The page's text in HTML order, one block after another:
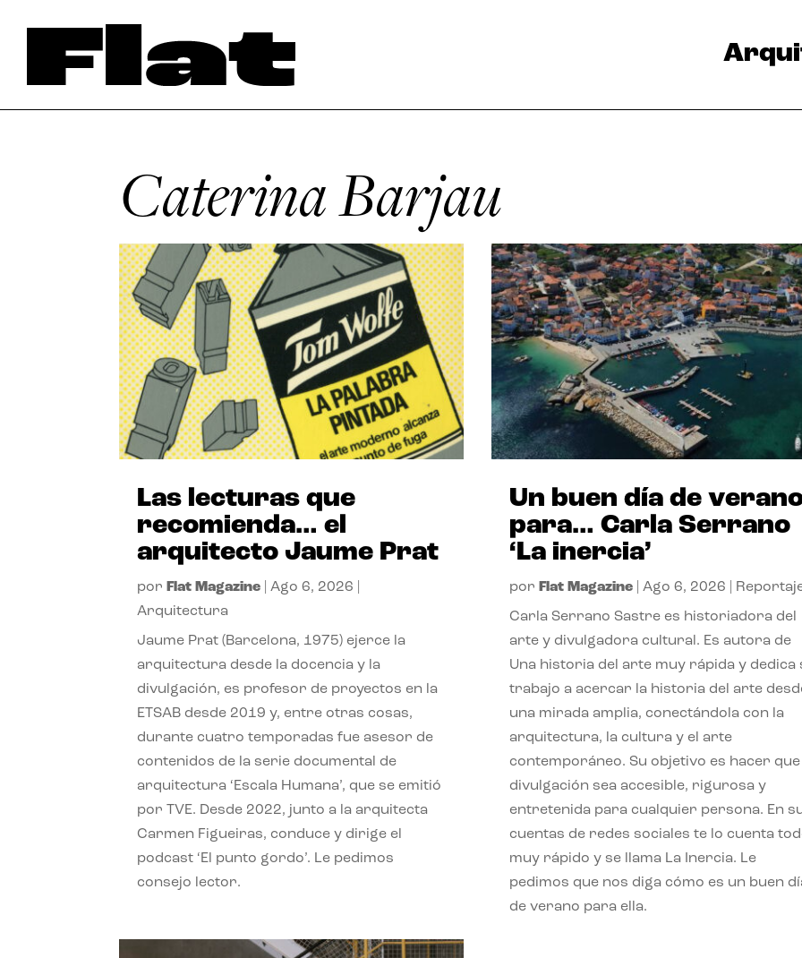
Caterina Barjau
Las lecturas que
recomienda… el
arquitecto Jaume Prat
por Flat Magazine |Ago 6, 2026
Arquitectura
Jaume Prat (Barcelona, 1975) ejerce la
arquitectura desde la docencia y la
divulgación, es profesor de proyectos en la
ETSAB desde 2019 y, entre otras cosas,
durante cuatro temporadas fue asesor de
contenidos de la serie documental de
arquitectura ‘Escala Humana’, que se emitió
por TVE. Desde 2022, junto a la arquitecta
Carmen Figueiras, conduce y dirige el
podcast ‘El punto gordo’. Le pedimos
consejo lector.
Un buen día de
para… Carla Serrano
‘La inercia’
por Flat Magazine| Ago 6, 2026
Carla Serrano Sastre es historiadora del
arte y divulgadora cultural. Es autora de
Una historia del arte muy rápida y dedica
trabajo a acercar la historia del arte
una mirada amplia, conectándola con la
arquitectura, la cultura y el arte
contemporáneo. Su objetivo es hacer que
divulgación sea accesible, rigurosa y
entretenida para cualquier persona. En
cuentas de redes sociales te lo cuenta
muy rápido y se llama La Inercia. Le
pedimos que nos diga cómo es un buen
de verano para ella.